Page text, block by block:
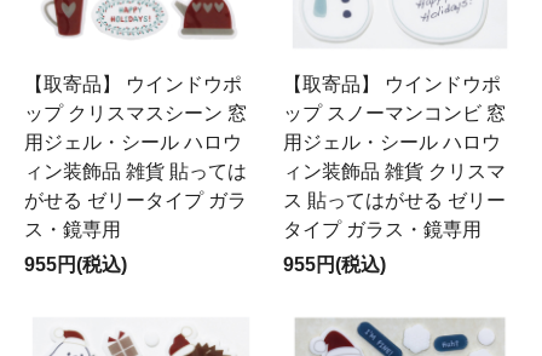
【取寄品】 ウインドウポ
ップ クリスマスシーン 窓
用ジェル・シール ハロウ
ィン装飾品 雑貨 貼っては
がせる ゼリータイプ ガラ
ス・鏡専用
955円(税込)
【取寄品】 ウインドウポ
ップ スノーマンコンビ 窓
用ジェル・シール ハロウ
ィン装飾品 雑貨 クリスマ
ス 貼ってはがせる ゼリー
タイプ ガラス・鏡専用
955円(税込)